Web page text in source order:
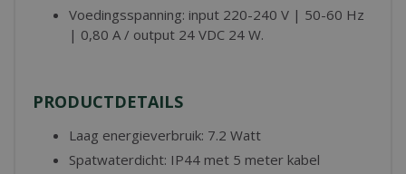
Voedingsspanning: input 220-240 V | 50-60 Hz
| 0,80 A / output 24 VDC 24 W.
PRODUCTDETAILS
Laag energieverbruik: 7.2 Watt
Spatwaterdicht: IP44 met 5 meter kabel